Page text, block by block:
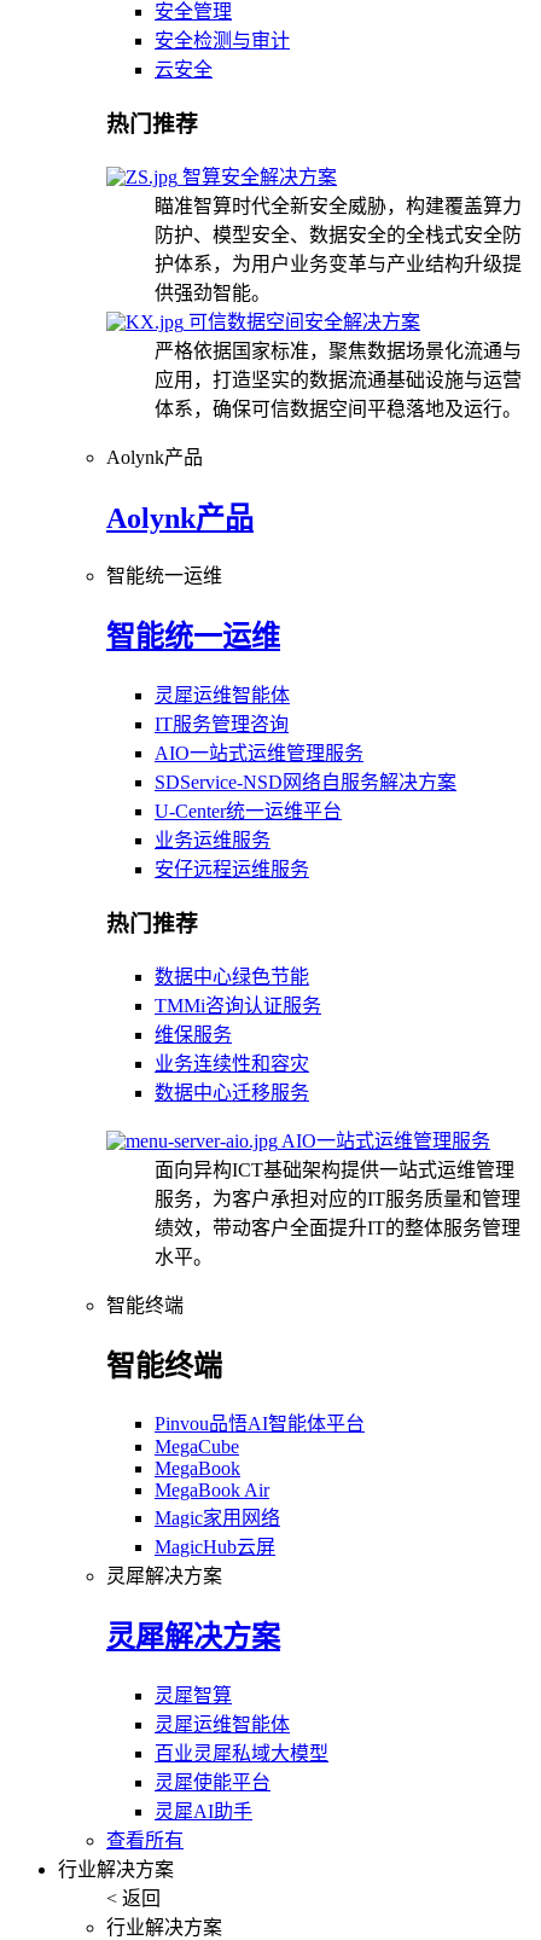
安全管理
安全检测与审计
云安全
热门推荐
智算安全解决方案
瞄准智算时代全新安全威胁，构建覆盖算力
防护、模型安全、数据安全的全栈式安全防
护体系，为用户业务变革与产业结构升级提
供强劲智能。
可信数据空间安全解决方案
严格依据国家标准，聚焦数据场景化流通与
应用，打造坚实的数据流通基础设施与运营
体系，确保可信数据空间平稳落地及运行。
Aolynk产品
Aolynk产品
智能统一运维
智能统一运维
灵犀运维智能体
IT服务管理咨询
AIO一站式运维管理服务
SDService-NSD网络自服务解决方案
U-Center统一运维平台
业务运维服务
安仔远程运维服务
热门推荐
数据中心绿色节能
TMMi咨询认证服务
维保服务
业务连续性和容灾
数据中心迁移服务
AIO一站式运维管理服务
面向异构ICT基础架构提供一站式运维管理
服务，为客户承担对应的IT服务质量和管理
绩效，带动客户全面提升IT的整体服务管理
水平。
智能终端
智能终端
Pinvou品悟AI智能体平台
MegaCube
MegaBook
MegaBook Air
Magic家用网络
MagicHub云屏
灵犀解决方案
灵犀解决方案
灵犀智算
灵犀运维智能体
百业灵犀私域大模型
灵犀使能平台
灵犀AI助手
查看所有
行业解决方案
< 返回
行业解决方案